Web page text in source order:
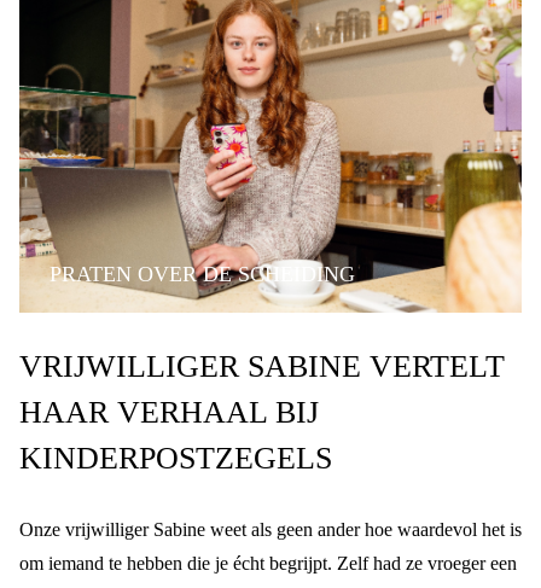
PRATEN OVER DE SCHEIDING
KINDPERSPECTIEF
VRIJWILLIGER SABINE VERTELT
HAAR VERHAAL BIJ
KINDERPOSTZEGELS
Onze vrijwilliger Sabine weet als geen ander hoe waardevol het is
om iemand te hebben die je écht begrijpt. Zelf had ze vroeger een